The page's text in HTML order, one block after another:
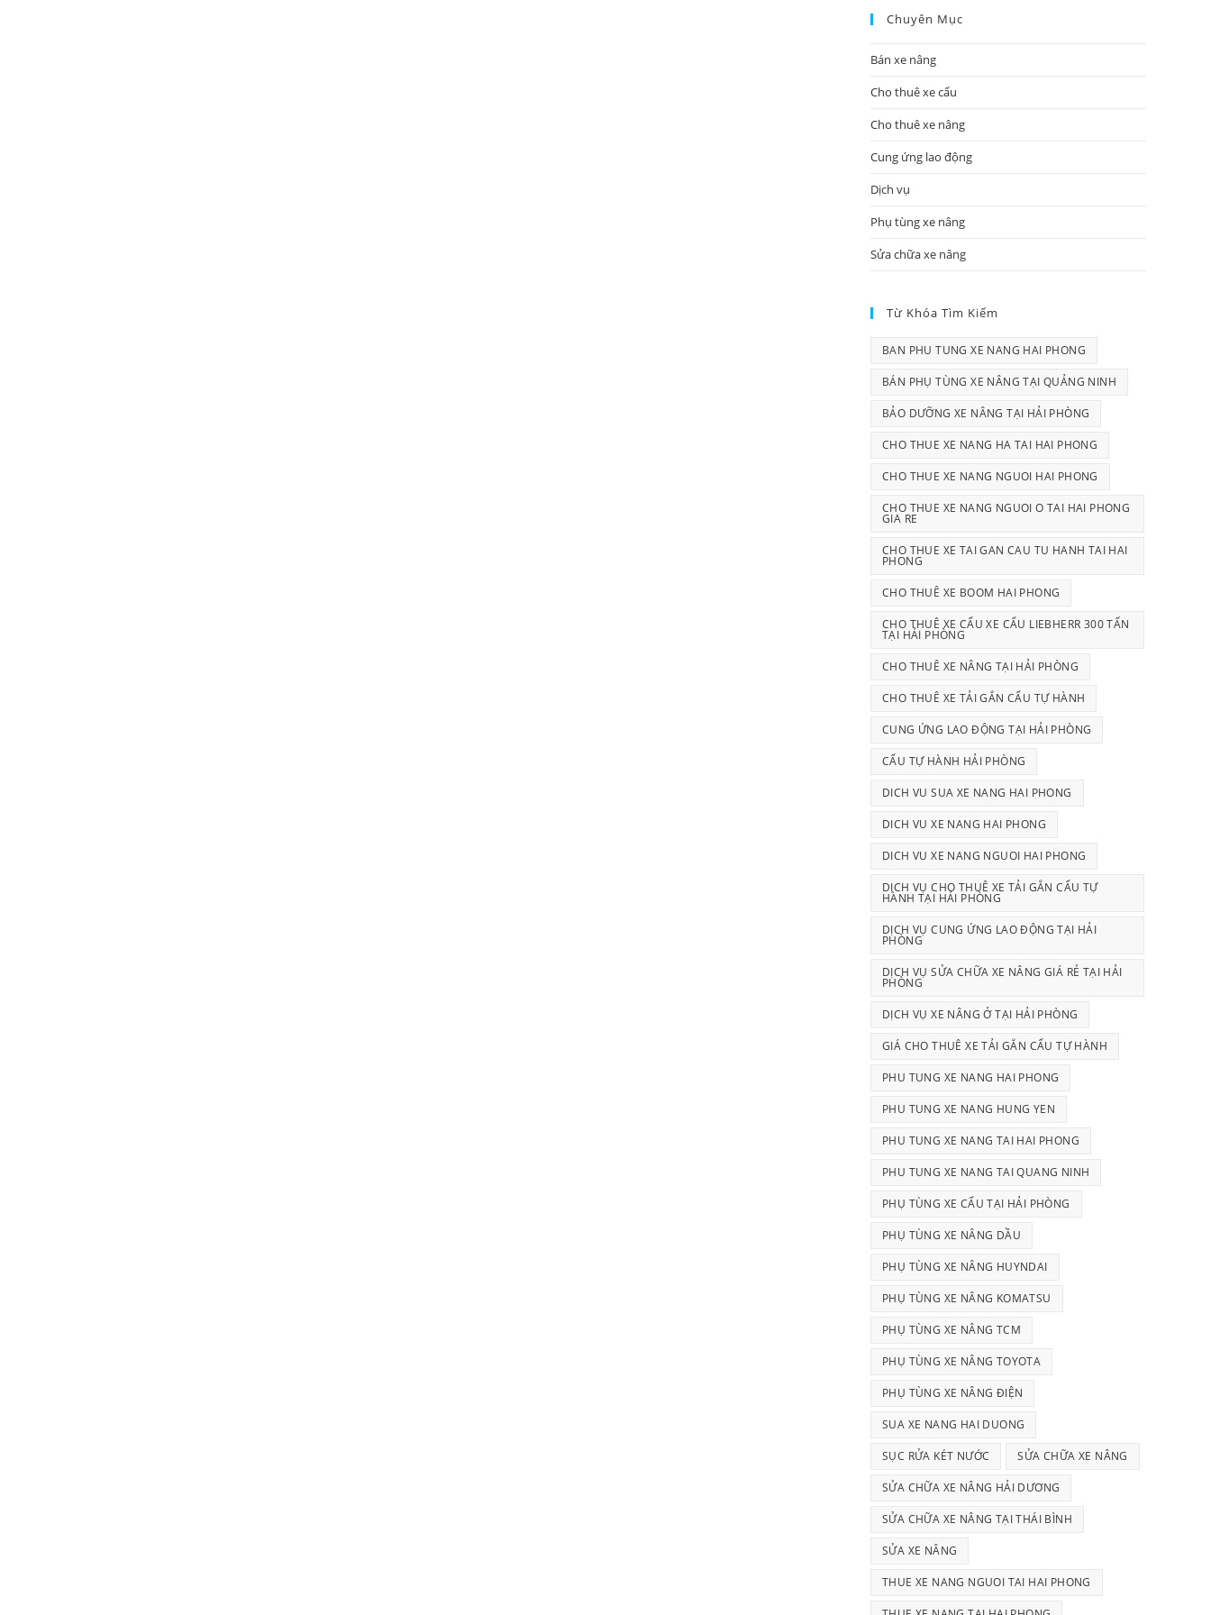
Chuyên Mục
Bán xe nâng
Cho thuê xe cẩu
Cho thuê xe nâng
Cung ứng lao động
Dịch vụ
Phụ tùng xe nâng
Sửa chữa xe nâng
Từ Khóa Tìm Kiếm
BAN PHU TUNG XE NANG HAI PHONG
BÁN PHỤ TÙNG XE NÂNG TẠI QUẢNG NINH
BẢO DƯỠNG XE NÂNG TẠI HẢI PHÒNG
CHO THUE XE NANG HA TAI HAI PHONG
CHO THUE XE NANG NGUOI HAI PHONG
CHO THUE XE NANG NGUOI O TAI HAI PHONG
GIA RE
CHO THUE XE TAI GAN CAU TU HANH TAI HAI
PHONG
CHO THUÊ XE BOOM HAI PHONG
CHO THUÊ XE CẨU XE CẨU LIEBHERR 300 TẤN
TẠI HẢI PHÒNG
CHO THUÊ XE NÂNG TẠI HẢI PHÒNG
CHO THUÊ XE TẢI GẮN CẨU TỰ HÀNH
CUNG ỨNG LAO ĐỘNG TẠI HẢI PHÒNG
CẨU TỰ HÀNH HẢI PHÒNG
DICH VU SUA XE NANG HAI PHONG
DICH VU XE NANG HAI PHONG
DICH VU XE NANG NGUOI HAI PHONG
DỊCH VỤ CHO THUÊ XE TẢI GẮN CẨU TỰ
HÀNH TẠI HẢI PHÒNG
DỊCH VỤ CUNG ỨNG LAO ĐỘNG TẠI HẢI
PHÒNG
DỊCH VỤ SỬA CHỮA XE NÂNG GIÁ RẺ TẠI HẢI
PHÒNG
DỊCH VỤ XE NÂNG Ở TẠI HẢI PHÒNG
GIÁ CHO THUÊ XE TẢI GẮN CẨU TỰ HÀNH
PHU TUNG XE NANG HAI PHONG
PHU TUNG XE NANG HUNG YEN
PHU TUNG XE NANG TAI HAI PHONG
PHU TUNG XE NANG TAI QUANG NINH
PHỤ TÙNG XE CẨU TẠI HẢI PHÒNG
PHỤ TÙNG XE NÂNG DẦU
PHỤ TÙNG XE NÂNG HUYNDAI
PHỤ TÙNG XE NÂNG KOMATSU
PHỤ TÙNG XE NÂNG TCM
PHỤ TÙNG XE NÂNG TOYOTA
PHỤ TÙNG XE NÂNG ĐIỆN
SUA XE NANG HAI DUONG
SỤC RỬA KÉT NƯỚC SỬA CHỮA XE NÂNG
SỬA CHỮA XE NÂNG HẢI DƯƠNG
SỬA CHỮA XE NÂNG TẠI THÁI BÌNH
SỬA XE NÂNG
THUE XE NANG NGUOI TAI HAI PHONG